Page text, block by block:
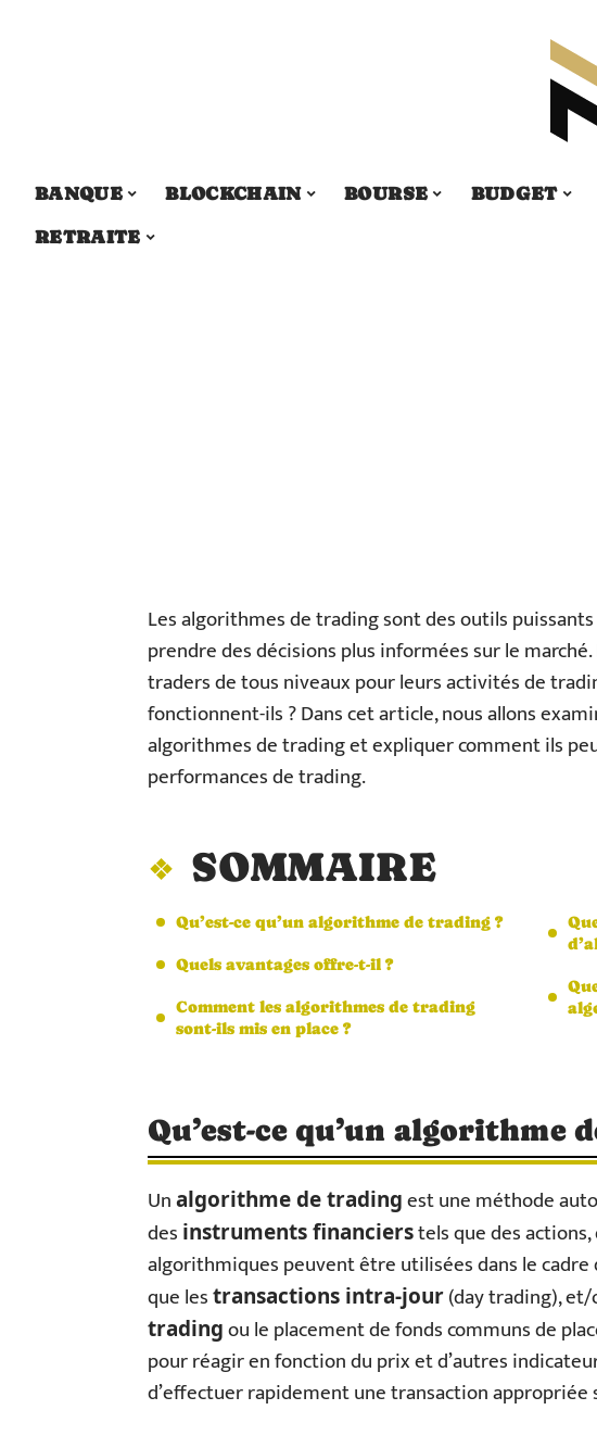
BANQUE BLOCKCHAIN BOURSE BUDGET
RETRAITE
Les algorithmes de trading sont des outils
prendre des décisions plus informées sur le
traders de tous niveaux pour leurs activités de
fonctionnent-ils ? Dans cet article, nous allons
algorithmes de trading et expliquer comment ils
performances de trading.
SOMMAIRE
Qu’est-ce qu’un algorithme de trading ?
Quels avantages offre-t-il ?
Comment les algorithmes de trading
sont-ils mis en place ?
Qu’est-ce qu’un algorithme
Unalgorithme de tradingest une méthode
des instruments financierstels que des
algorithmiques peuvent être utilisées dans le
que lestransactions intra-jour(day trading),
tradingou le placement de fonds communs de
pour réagir en fonction du prix et d’autres
d’effectuer rapidement une transaction appropriée